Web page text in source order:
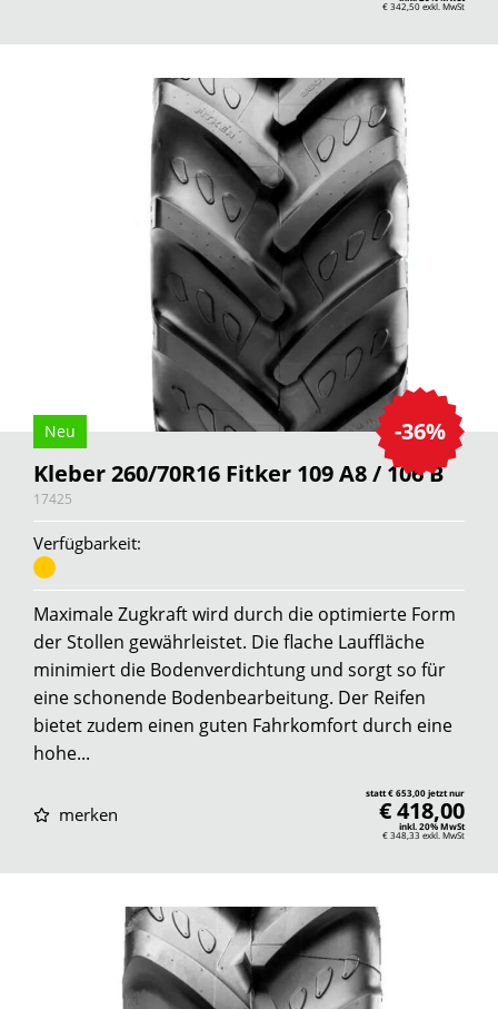
€ 342,50exkl. MwSt
-36%
Neu
Kleber 260/70R16 Fitker 109 A8 / 106 B
17425
Verfügbarkeit:
Maximale Zugkraft wird durch die optimierte Form
der Stollen gewährleistet. Die flache Lauffläche
minimiert die Bodenverdichtung und sorgt so für
eine schonende Bodenbearbeitung. Der Reifen
bietet zudem einen guten Fahrkomfort durch eine
hohe...
merken
statt € 653,00 jetzt nur
€ 418,00
inkl. 20% MwSt
€ 348,33 exkl. MwSt